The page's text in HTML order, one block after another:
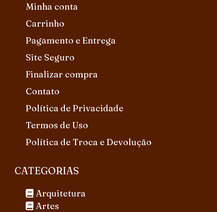
Minha conta
Carrinho
Pagamento e Entrega
Site Seguro
Finalizar compra
Contato
Política de Privacidade
Termos de Uso
Política de Troca e Devolução
CATEGORIAS
Arquitetura
Artes